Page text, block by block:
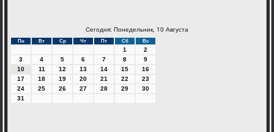
Сегодня: Понедельник, 10 Августа
Пн Вт Ср Чт Пт Сб Вс
1
2
3
4 5 6 7 8
9
10
11 12 13 14 15
16
17
18 19 20 21 22
23
24
25 26 27 28 29
30
31